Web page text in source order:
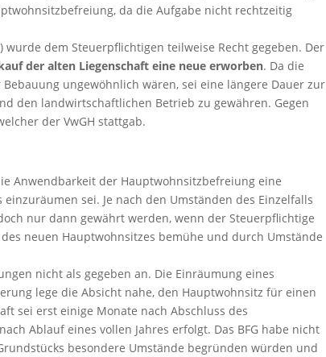
da die Aufgabe nicht rechtzeitig
wurde dem Steuerpflichtigen teilweise Recht gegeben. Der
der alten Liegenschaft eine neue erworben. Da die
ungewöhnlich wären, sei eine längere Dauer zur
den landwirtschaftlichen Betrieb zu gewähren. Gegen
der VwGH stattgab.
Anwendbarkeit der Hauptwohnsitzbefreiung eine
sei. Je nach den Umständen des Einzelfalls
nur dann gewährt werden, wenn der Steuerpflichtige
neuen Hauptwohnsitzes bemühe und durch Umstände
nicht als gegeben an. Die Einräumung eines
lege die Absicht nahe, den Hauptwohnsitz für einen
sei erst einige Monate nach Abschluss des
Ablauf eines vollen Jahres erfolgt. Das BFG habe nicht
besondere Umstände begründen würden und